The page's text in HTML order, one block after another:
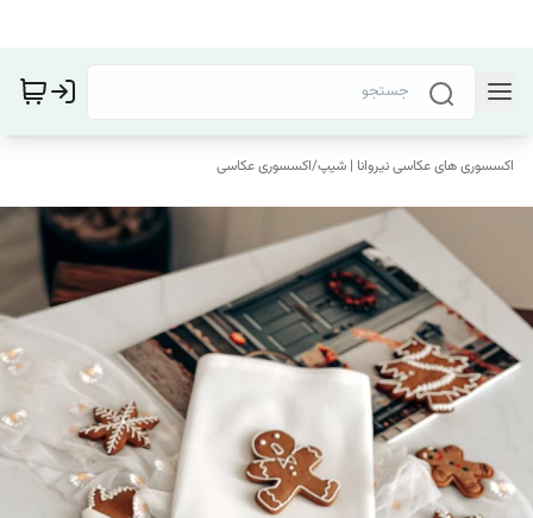
اکسسوری های عکاسی نیروانا | شیپ/اکسسوری عکاسی